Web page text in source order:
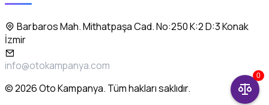
Barbaros Mah. Mithatpaşa Cad. No:250 K:2 D:3 Konak
İzmir
info@otokampanya.com
© 2026 Oto Kampanya. Tüm hakları saklıdır.
0